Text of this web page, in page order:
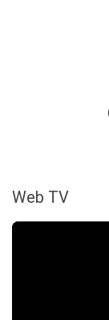
Web TV